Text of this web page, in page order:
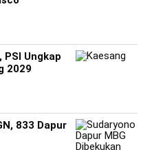
PSI Ungkap
2029
833 Dapur